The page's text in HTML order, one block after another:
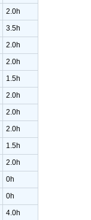
2.0h
3.5h
2.0h
2.0h
1.5h
2.0h
2.0h
2.0h
1.5h
2.0h
0h
0h
4.0h